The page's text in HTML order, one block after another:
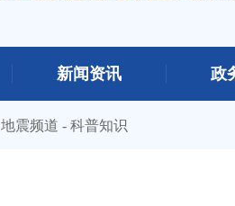
新闻资讯 政
地震频道 - 科普知识